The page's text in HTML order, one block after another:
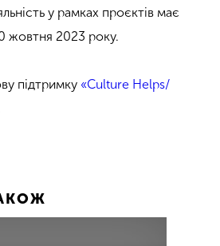
у рамках проєктів має
жовтня 2023 року.
підтримку «Culture Helps/